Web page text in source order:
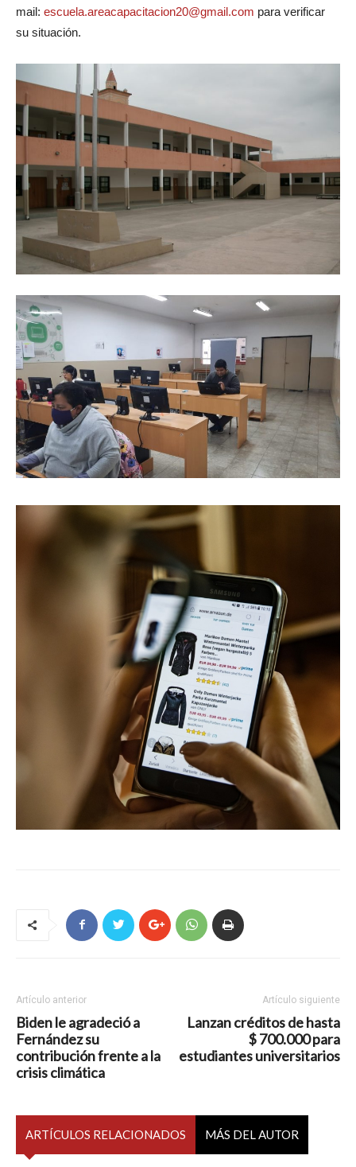
mail: escuela.areacapacitacion20@gmail.com para verificar
su situación.
Artículo anterior
Biden le agradeció a
Fernández su
contribución frente a la
crisis climática
Artículo siguiente
Lanzan créditos de hasta
$ 700.000 para
estudiantes universitarios
ARTÍCULOS RELACIONADOS MÁS DEL AUTOR